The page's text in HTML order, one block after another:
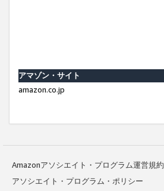
アマゾン・サイト
amazon.co.jp
Amazonアソシエイト・プログラム運営規約
アソシエイト・プログラム・ポリシー